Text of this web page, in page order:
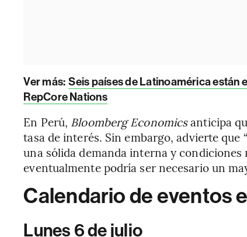
Ver más: Seis países de Latinoamérica están
RepCore Nations
En Perú, Bloomberg Economicsanticipa
tasa de interés. Sin embargo, advierte
una sólida demanda interna y
eventualmente podría ser necesario un
Calendario de eventos
Lunes 6 de julio